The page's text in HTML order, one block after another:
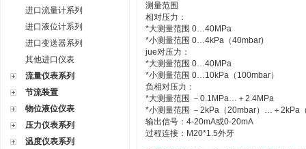
进口流量计系列
进口液位计系列
进口变送器系列
其他进口仪表
流量仪表系列
节流装置
物位液位仪表
压力仪表系列
温度仪表系列
测量范围
相对压力：
*大测量范围 0…40MPa
*小测量范围 0…4kPa（40mbar)
jue对压力：
*大测量范围 0…40MPa
*小测量范围 0…10kPa（100mbar）
负相对压力：
*大测量范围 －0.1MPa…＋2.4MPa
*小测量范围 －2kPa（20mbar）…＋2kPa
输出信号：4-20mA或0-20mA
过程连接：M20*1.5外牙